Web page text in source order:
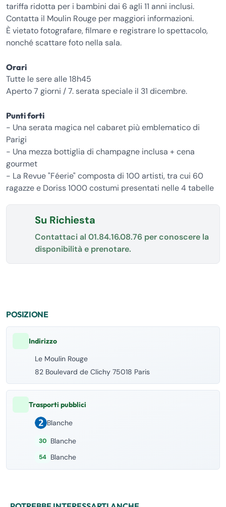
tariffa ridotta per i bambini dai 6 agli 11 anni inclusi.
Contatta il Moulin Rouge per maggiori informazioni.
È vietato fotografare, filmare e registrare lo spettacolo,
nonché scattare foto nella sala.
Orari
Tutte le sere alle 18h45
Aperto 7 giorni / 7. serata speciale il 31 dicembre.
Punti forti
- Una serata magica nel cabaret più emblematico di
Parigi
- Una mezza bottiglia di champagne inclusa + cena
gourmet
- La Revue "Féerie" composta di 100 artisti, tra cui 60
ragazze e Doriss 1000 costumi presentati nelle 4 tabelle
Su Richiesta
Contattaci al 01.84.16.08.76 per conoscere la
disponibilità e prenotare.
POSIZIONE
Indirizzo
Le Moulin Rouge
82 Boulevard de Clichy 75018 Paris
Trasporti pubblici
Blanche
30 Blanche
54 Blanche